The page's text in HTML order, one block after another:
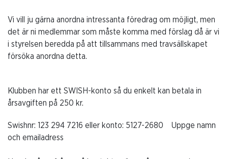
Vi vill ju gärna anordna intressanta föredrag om möjligt, men
det är ni medlemmar som måste komma med förslag då är vi
i styrelsen beredda på att tillsammans med travsällskapet
försöka anordna detta.
Klubben har ett SWISH-konto så du enkelt kan betala in
årsavgiften på 250 kr.
Swishnr: 123 294 7216 eller konto: 5127-2680 Uppge namn
och emailadress